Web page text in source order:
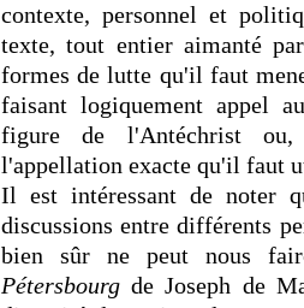
contexte, personnel et
texte, tout entier aimanté
formes de lutte qu'il faut
faisant logiquement appel
figure de l'Antéchrist
l'appellation exacte qu'il faut
Il est intéressant de noter
discussions entre différents
bien sûr ne peut nous
Pétersbourg de Joseph de